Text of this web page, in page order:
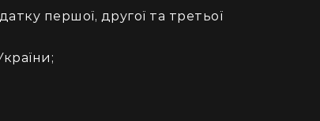
першої, другої та третьої